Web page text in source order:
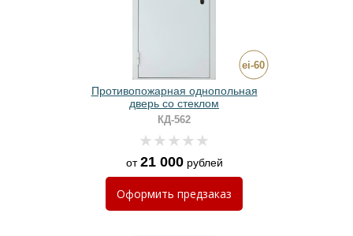
Противопожарная однопольная
дверь со стеклом
КД-562
от21 000рублей
Оформить предзаказ